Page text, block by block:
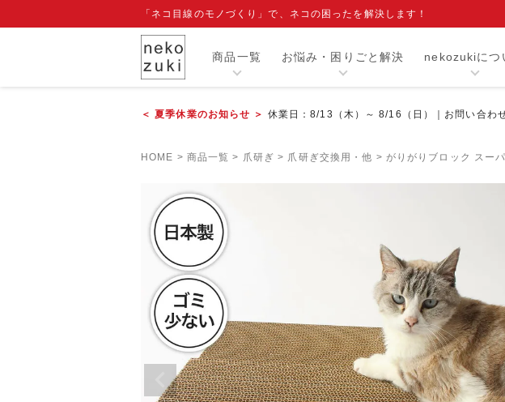
「ネコ目線のモノづくり」で、ネコの困ったを解決します！
商品一覧
爪切り補助具『もふもふマスク』
エリザベスカラー
猫砂・
爪研ぎ
お悩み・困りごと解決 nekozukiにつ
＜ 夏季休業のお知らせ ＞ 休業日：8/13（木）～ 8/16（日）｜お問い合
HOME 商品一覧 爪研ぎ 爪研ぎ交換用・他 がりがりブロック スー